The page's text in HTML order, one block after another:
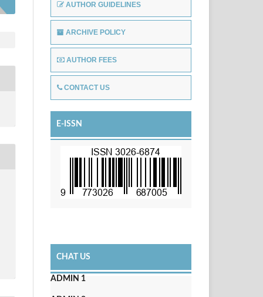
AUTHOR GUIDELINES
ARCHIVE POLICY
AUTHOR FEES
CONTACT US
E-ISSN
CHAT US
ADMIN 1